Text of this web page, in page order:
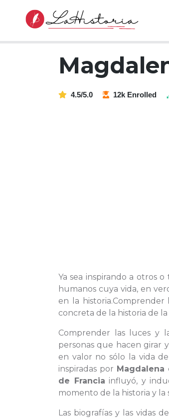
4.5/5.0 12k Enrolled
Ya sea inspirando a otros
humanos cuya vida, en
en la historia.Comprender
concreta de la historia de
Comprender las luces y
personas que hacen girar
en valor no sólo la vida de
inspiradas por Magdalena
de Francia influyó, y
momento de la historia y la
Las biografías y las vidas